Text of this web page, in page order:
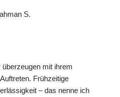
S.
mit ihrem
Frühzeitige
– das nenne ich